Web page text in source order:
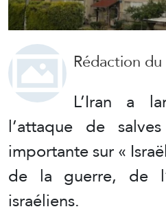
Rédaction
L’Iran a
l’attaque de
importante sur «
de la guerre, de
israéliens.